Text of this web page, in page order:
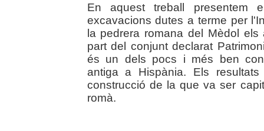
En aquest treball presentem
excavacions dutes a terme per
la pedrera romana del Mèdol
part del conjunt declarat
és un dels pocs i més ben
antiga a Hispània. Els
construcció de la que va ser
romà.